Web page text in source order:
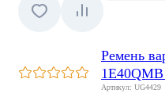
Ремень
Артикул: UG4429